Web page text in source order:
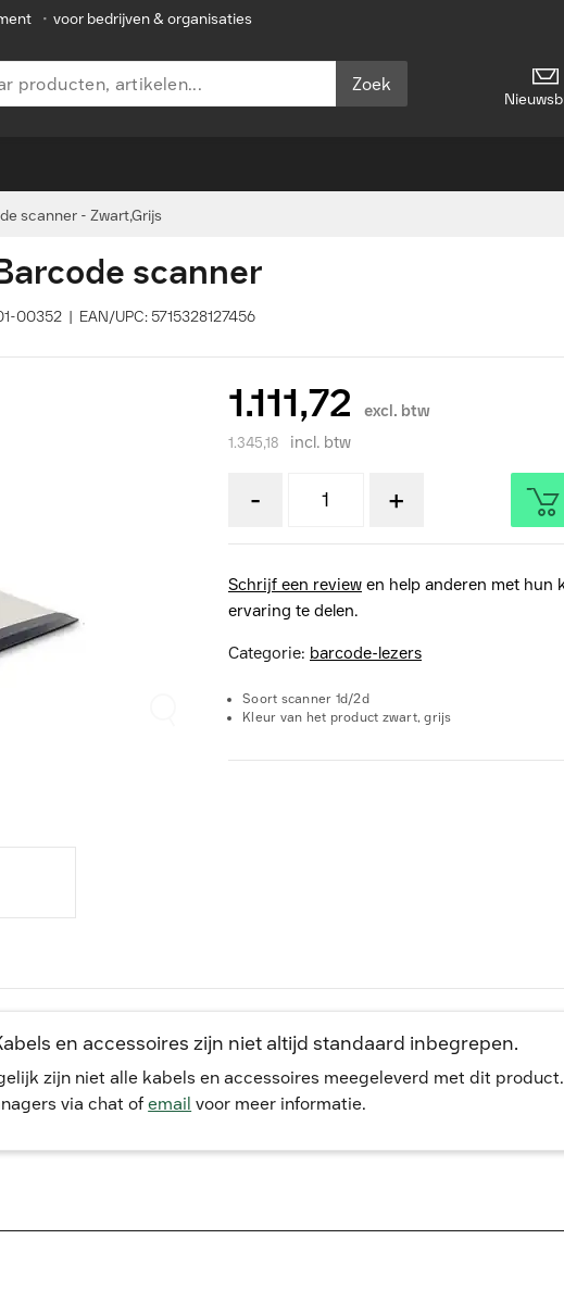
• voor bedrijven & organisaties
Zoek
scanner - Zwart,Grijs
scanner
00352 | EAN/UPC: 5715328127456
1.111,72 excl. btw
1.345,18 incl. btw
- +
Schrijf een review en help anderen met hun
ervaring te delen.
Categorie: barcode-lezers
Soort scanner 1d/2d
Kleur van het product zwart, grijs
en accessoires zijn niet altijd standaard inbegrepen.
zijn niet alle kabels en accessoires meegeleverd met dit
via chat ofemail voor meer informatie.